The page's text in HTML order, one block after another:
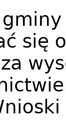
się